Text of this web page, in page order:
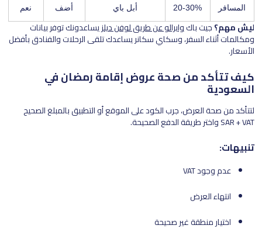
المسافر 20-30% أبل باي أضف نعم
ليش مهم؟جيت باكوايرالو عن طريق لوفن ديلزيساعدونك توفر بيانات
ومكالمات أثناء السفر، وسكاي سكانر يساعدك تلقى الرحلات والفنادق بأفضل
الأسعار.
كيف تتأكد من صحة عروض إقامة رمضان في
السعودية
لتتأكد من صحة العرض، جرب الكود على الموقع أو التطبيق بالمبلغ الصحيح
SAR + VAT واختر طريقة الدفع الصحيحة.
تنبيهات:
عدم وجود VAT
انتهاء العرض
اختيار منطقة غير صحيحة